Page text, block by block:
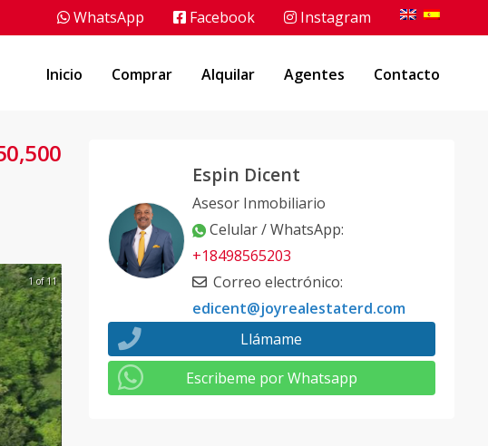
WhatsApp Facebook Instagram
Inicio Comprar Alquilar Agentes Contacto
1 of 11
Espin Dicent
Asesor Inmobiliario
Celular / WhatsApp:
+18498565203
Correo electrónico:
edicent@joyrealestaterd.com
Llámame
Escribeme por Whatsapp